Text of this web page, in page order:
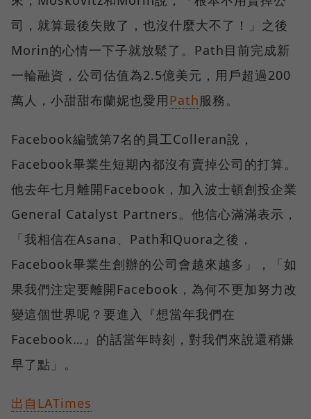
司，就算最後失敗了，也沒什麼大不了！」之後
Morin的心情一下子就放鬆了。Path目前完成新
一輪融資，公司估值為2.5億美元，用戶超過200
萬人，小甜甜布蘭妮也愛用Path服務。
Facebook編號第7名的員工Colleran說，
Facebook畢業生短期內都沒有賣掉公司的打算。
他去年七月離開Facebook，加入波士頓創投企業
General Catalyst Partners。他信心滿滿表示，
「我相信在Asana、Path和Quora之後，
Facebook畢業生創辦的公司會越來越多」，「如
果我們注定要離開Facebook，為何不更加努力改
變這個世界呢？要進入『想當年我們在
Facebook…』的話當年時刻，對我們來說還稍嫌
早了點」。
出自LATimes